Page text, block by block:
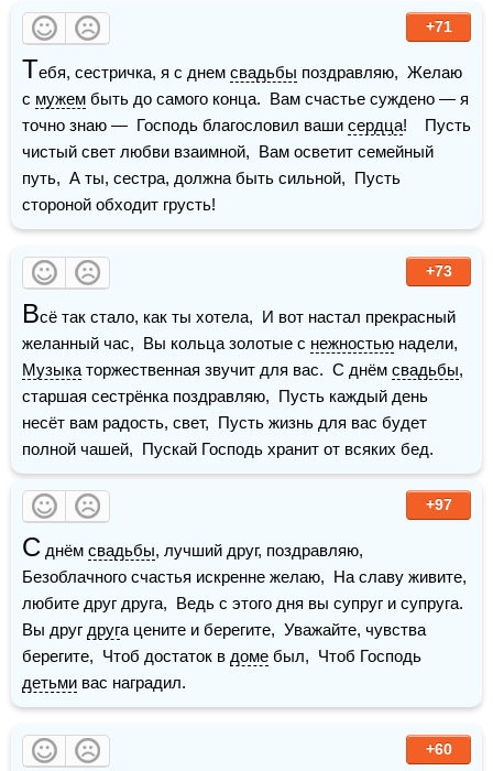
+71
Тебя, сестричка, я с днем свадьбы поздравляю,  Желаю
с мужем быть до самого конца.  Вам счастье суждено — я
точно знаю —  Господь благословил ваши сердца!    Пусть
чистый свет любви взаимной,  Вам осветит семейный
путь,  А ты, сестра, должна быть сильной,  Пусть
стороной обходит грусть!
+73
Всё так стало, как ты хотела,  И вот настал прекрасный
желанный час,  Вы кольца золотые с нежностью
Музыка торжественная звучит для вас.  С днём свадьбы,
старшая сестрёнка поздравляю,  Пусть каждый день
несёт вам радость, свет,  Пусть жизнь для вас будет
полной чашей,  Пускай Господь хранит от всяких бед.
+97
С днём свадьбы, лучший друг, поздравляю,
Безоблачного счастья искренне желаю,  На славу живите,
любите друг друга,  Ведь с этого дня вы супруг и супруга.
Вы друг друга цените и берегите,  Уважайте, чувства
берегите,  Чтоб достаток в доме
детьми вас наградил.
+60